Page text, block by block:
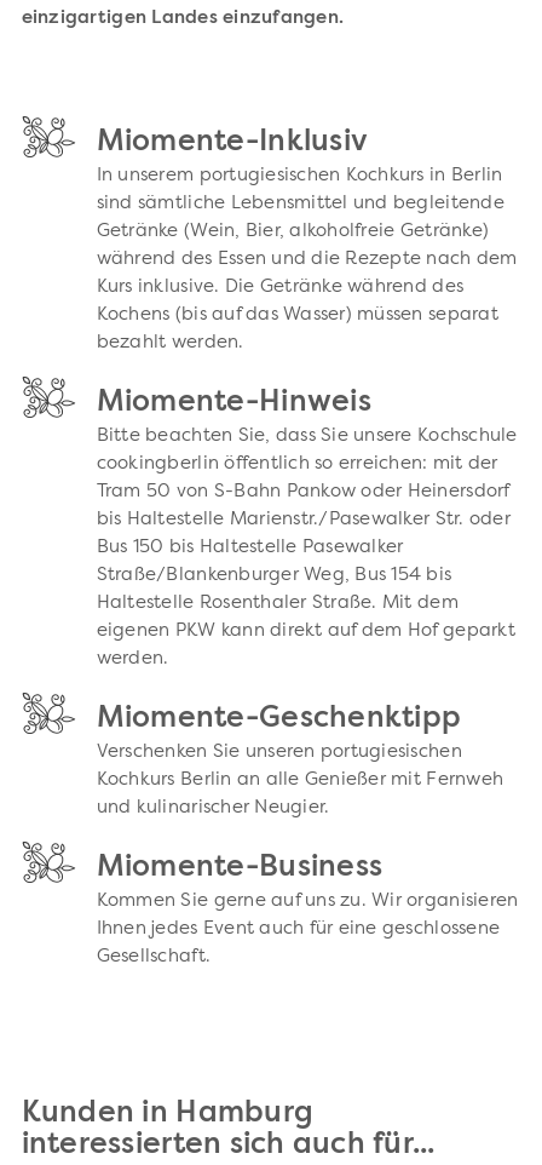
einzigartigen Landes einzufangen.
Miomente-Inklusiv
In unserem portugiesischen Kochkurs in Berlin
sind sämtliche Lebensmittel und begleitende
Getränke (Wein, Bier, alkoholfreie Getränke)
während des Essen und die Rezepte nach dem
Kurs inklusive. Die Getränke während des
Kochens (bis auf das Wasser) müssen separat
bezahlt werden.
Miomente-Hinweis
Bitte beachten Sie, dass Sie unsere Kochschule
cookingberlin öffentlich so erreichen: mit der
Tram 50 von S-Bahn Pankow oder Heinersdorf
bis Haltestelle Marienstr./Pasewalker Str. oder
Bus 150 bis Haltestelle Pasewalker
Straße/Blankenburger Weg, Bus 154 bis
Haltestelle Rosenthaler Straße. Mit dem
eigenen PKW kann direkt auf dem Hof geparkt
werden.
Miomente-Geschenktipp
Verschenken Sie unseren portugiesischen
Kochkurs Berlin an alle Genießer mit Fernweh
und kulinarischer Neugier.
Miomente-Business
Kommen Sie gerne auf uns zu. Wir organisieren
Ihnen jedes Event auch für eine geschlossene
Gesellschaft.
Kunden in Hamburg
interessierten sich auch für...